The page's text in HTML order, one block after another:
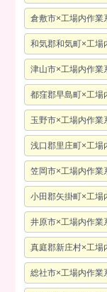
倉敷市×工場内作業
和気郡和気町×工場
津山市×工場内作業
都窪郡早島町×工場
玉野市×工場内作業
浅口郡里庄町×工場
笠岡市×工場内作業
小田郡矢掛町×工場
井原市×工場内作業
真庭郡新庄村×工場
総社市×工場内作業